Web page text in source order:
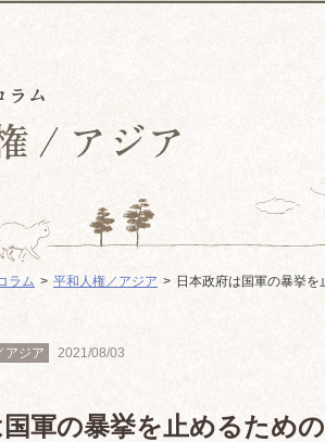
ラム 平和人権／アジア 日本政府は国軍の暴挙
アジア 2021/08/03
国軍の暴挙を止めるため